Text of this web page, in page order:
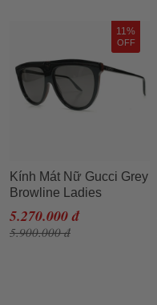
11%
OFF
Kính Mát Nữ Gucci Grey
Browline Ladies
Sunglasses GG0732S
001 Màu Xám Đen
5.270.000 đ
5.900.000 đ